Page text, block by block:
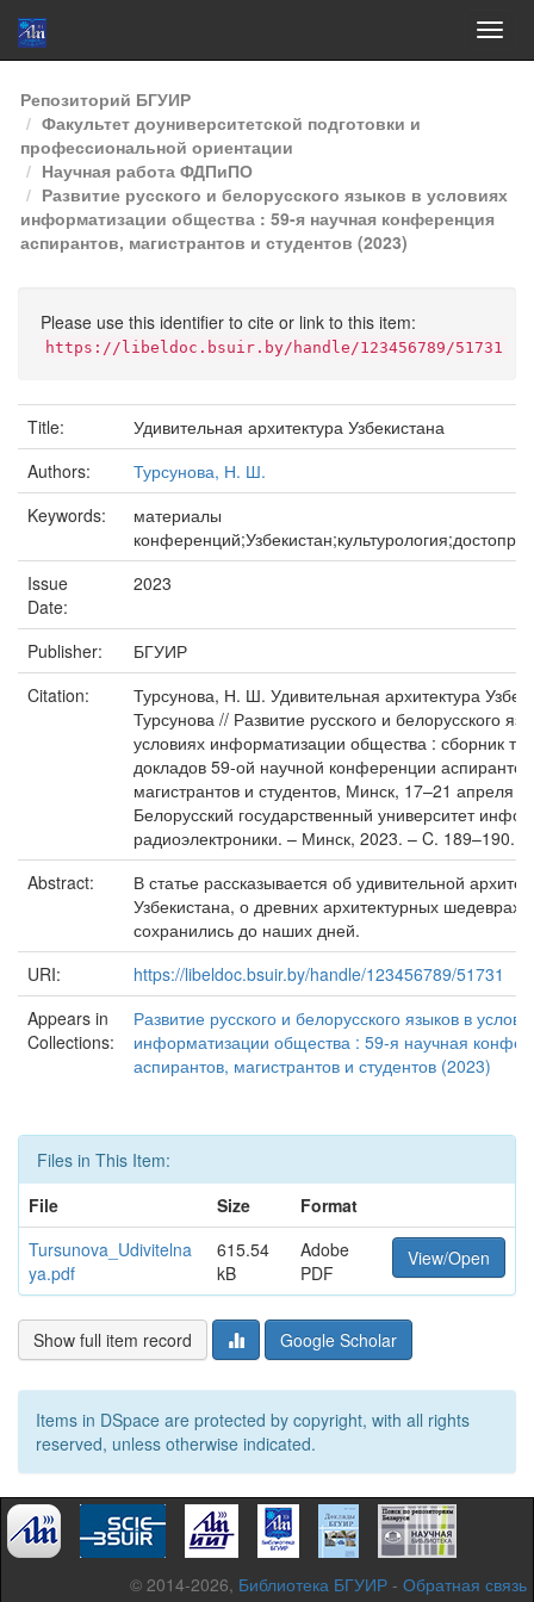
Skip
navigation
Репозиторий БГУИР
Факультет доуниверситетской подготовки и
профессиональной ориентации
Научная работа ФДПиПО
Развитие русского и белорусского языков в условиях
информатизации общества : 59-я научная конференция
аспирантов, магистрантов и студентов (2023)
Please use this identifier to cite or link to this item:
https://libeldoc.bsuir.by/handle/123456789/51731
Title:
Удивительная архитектура Узбекистана
Authors:
Турсунова, Н. Ш.
Keywords:
материалы
Issue
Date:
2023
Publisher:
БГУИР
Citation:
Турсунова, Н. Ш. Удивительная архитектура
Турсунова // Развитие русского и белорусского
условиях информатизации общества : сборник
докладов 59-ой научной конференции
магистрантов и студентов, Минск, 17–21 апреля
Белорусский государственный университет
радиоэлектроники. – Минск, 2023. – C. 189–190.
Abstract:
В статье рассказывается об удивительной
Узбекистана, о древних архитектурных шедеврах,
сохранились до наших дней.
URI:
https://libeldoc.bsuir.by/handle/123456789/51731
Appears in
Collections:
Развитие русского и белорусского языков в
информатизации общества : 59-я научная
аспирантов, магистрантов и студентов (2023)
Files in This Item:
File
Size
Format
Tursunova_Udivitelna
ya.pdf
615.54
kB
Adobe
PDF
View/Open
Show full item record Google Scholar
Items in DSpace are protected by copyright, with all rights
reserved, unless otherwise indicated.
© 2014-2026, Библиотека БГУИР - Обратная связь